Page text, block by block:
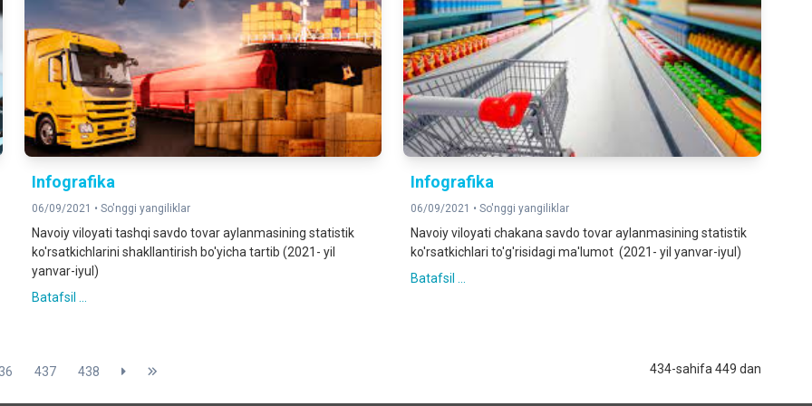
Infografika
06/09/2021 • So'nggi yangiliklar
Navoiy viloyati tashqi savdo tovar aylanmasining statistik
ko'rsatkichlarini shakllantirish bo'yicha tartib (2021- yil
yanvar-iyul)
Batafsil ...
Infografika
06/09/2021 •So'nggi yangiliklar
Navoiy viloyati chakana savdo tovar aylanmasining statistik
ko'rsatkichlari to'g'risidagi ma'lumot (2021- yil yanvar-iyul)
Batafsil ...
434-sahifa 449 dan
437 438